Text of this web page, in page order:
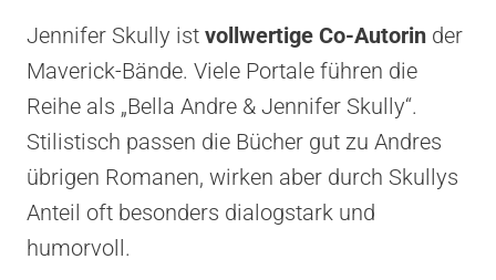
Jennifer Skully ist vollwertige Co-Autorin der
Maverick-Bände. Viele Portale führen die
Reihe als „Bella Andre & Jennifer Skully“.
Stilistisch passen die Bücher gut zu Andres
übrigen Romanen, wirken aber durch Skullys
Anteil oft besonders dialogstark und
humorvoll.